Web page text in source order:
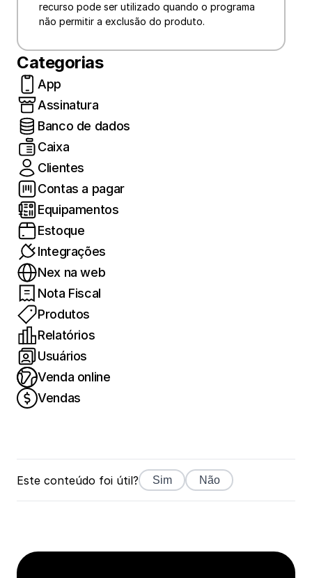
recurso pode ser utilizado quando o programa
não permitir a exclusão do produto.
Categorias
App
Assinatura
Banco de dados
Caixa
Clientes
Contas a pagar
Equipamentos
Estoque
Integrações
Nex na web
Nota Fiscal
Produtos
Relatórios
Usuários
Venda online
Vendas
Este conteúdo foi útil? Sim Não